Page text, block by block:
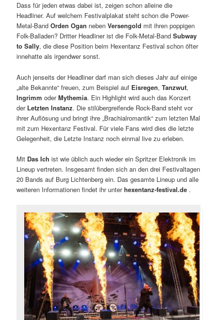
Dass für jeden etwas dabei ist, zeigen schon alleine die
Headliner. Auf welchem Festivalplakat steht schon die Power-
Metal-BandOrden Ogan nebenVersengold mit ihren poppigen
Folk-Balladen? Dritter Headliner ist die Folk-Metal-BandSubway
to Sally, die diese Position beim Hexentanz Festival schon öfter
innehatte als irgendwer sonst.
Auch jenseits der Headliner darf man sich dieses Jahr auf einige
„alte Bekannte“ freuen, zum Beispiel auf Eisregen,Tanzwut,
Ingrimm oderMythemia. Ein Highlight wird auch das Konzert
der Letzten Instanz. Die stilübergreifende Rock-Band steht vor
ihrer Auflösung und bringt ihre „Brachialromantik“ zum letzten Mal
mit zum Hexentanz Festival. Für viele Fans wird dies die letzte
Gelegenheit, die Letzte Instanz noch einmal live zu erleben.
Mit Das Ich ist wie üblich auch wieder ein Spritzer Elektronik im
Lineup vertreten. Insgesamt finden sich an den drei Festivaltagen
20 Bands auf Burg Lichtenberg ein. Das gesamte Lineup und alle
weiteren Informationen findet ihr unterhexentanz-festival.de .